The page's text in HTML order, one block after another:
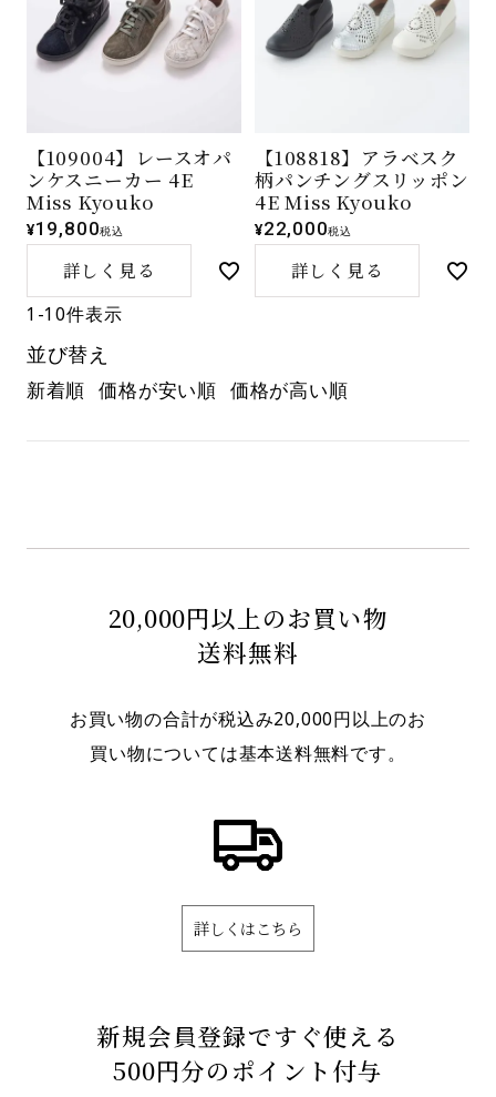
【109004】レースオパ
ンケスニーカー 4E
Miss Kyouko
¥19,800税込
詳しく見る
【108818】アラベスク
柄パンチングスリッポン
4E Miss Kyouko
¥22,000税込
詳しく見る
並び替え
新着順 価格が安い順 価格が高い順
1 -10件表示
20,000円以上のお買い物
送料無料
お買い物の合計が税込み20,000円以上のお
買い物については基本送料無料です。
詳しくはこちら
新規会員登録ですぐ使える
500円分のポイント付与